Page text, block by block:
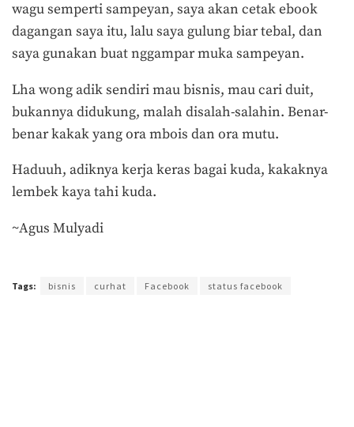
wagu semperti sampeyan, saya akan cetak ebook
dagangan saya itu, lalu saya gulung biar tebal, dan
saya gunakan buat nggampar muka sampeyan.
Lha wong adik sendiri mau bisnis, mau cari duit,
bukannya didukung, malah disalah-salahin. Benar-
benar kakak yang ora mbois dan ora mutu.
Haduuh, adiknya kerja keras bagai kuda, kakaknya
lembek kaya tahi kuda.
~Agus Mulyadi
Tags: bisnis curhat Facebook status facebook